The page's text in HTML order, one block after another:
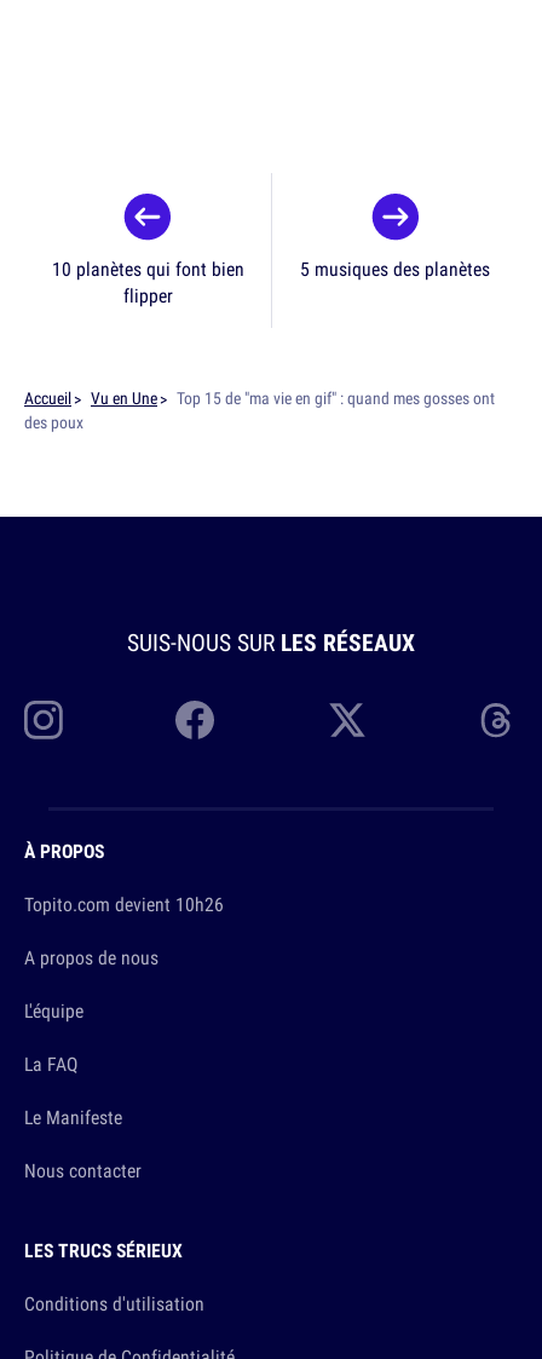
10 planètes qui font bien
flipper
5 musiques des planètes
Accueil Vu en Une
Top 15 de "ma vie en gif" : quand mes gosses ont
des poux
SUIS-NOUS SUR LES RÉSEAUX
À PROPOS
Topito.com devient 10h26
A propos de nous
L'équipe
La FAQ
Le Manifeste
Nous contacter
LES TRUCS SÉRIEUX
Conditions d'utilisation